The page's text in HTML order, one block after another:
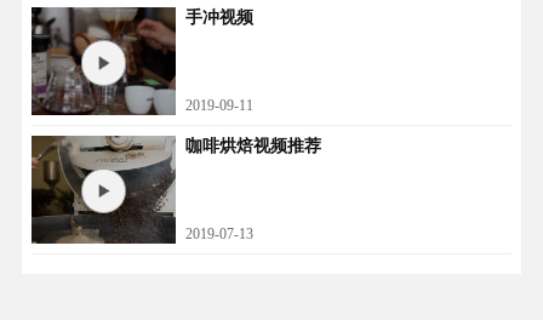
手冲视频
2019-09-11
咖啡烘焙视频推荐
2019-07-13